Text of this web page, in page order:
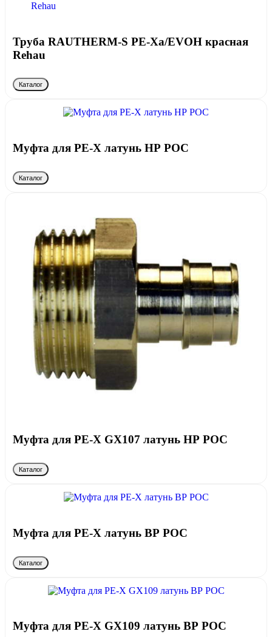
Труба RAUTHERM-S PE-Xa/EVOH красная
Rehau
Каталог
Муфта для PE-X латунь НР РОС
Каталог
Муфта для PE-X GX107 латунь НР РОС
Каталог
Муфта для PE-X латунь ВР РОС
Каталог
Муфта для PE-X GX109 латунь ВР РОС